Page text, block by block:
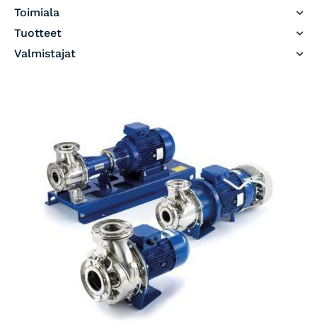
Toimiala
Tuotteet
Valmistajat